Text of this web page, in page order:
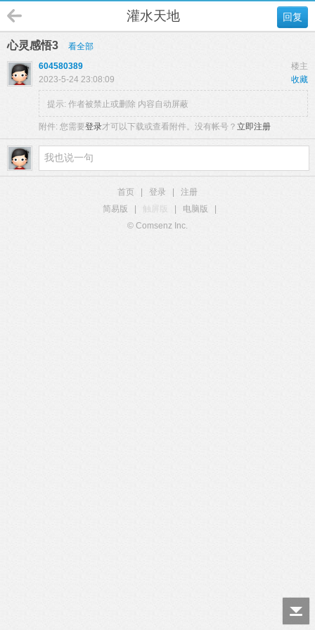
回复
灌水天地
心灵感悟3
看全部
楼主
604580389
收藏
2023-5-24 23:08:09
提示: 作者被禁止或删除 内容自动屏蔽
附件: 您需要登录才可以下载或查看附件。没有帐号？ 立即注册
首页 登录
注册
简易版
触屏版 电脑版
© Comsenz Inc.